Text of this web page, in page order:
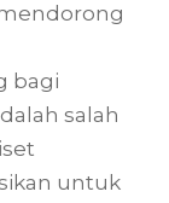
bagi
salah
untuk